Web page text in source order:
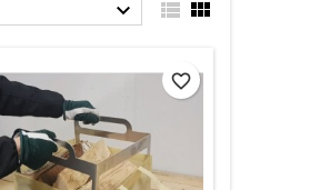
  
favorite_border